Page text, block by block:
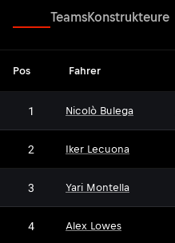
TeamsKonstrukteure
Pos Fahrer
1 Nicolò Bulega
2 Iker Lecuona
3 Yari Montella
4 Alex Lowes